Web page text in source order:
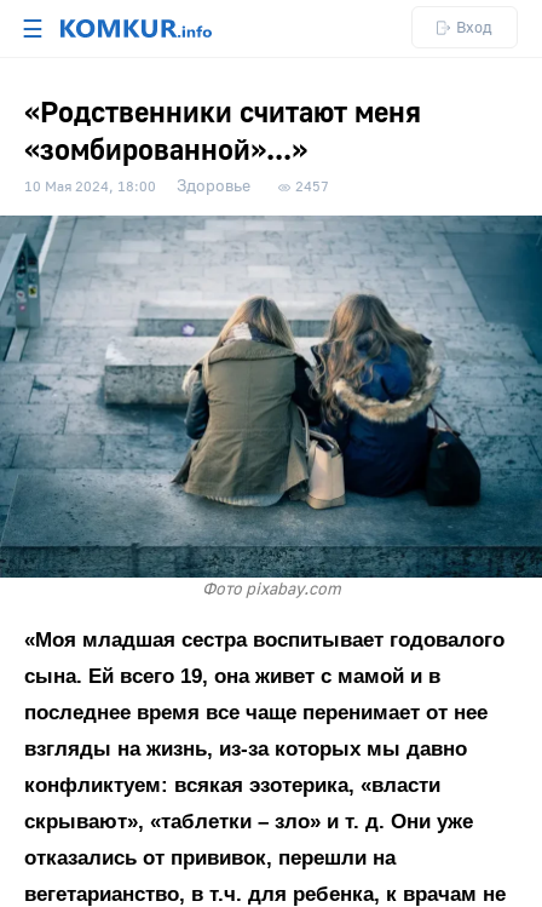
☰ Вход
«Родственники считают меня
«зомбированной»...»
10 Мая 2024, 18:00 Здоровье 2457
Фото pixabay.com
«Моя младшая сестра воспитывает годовалого
сына. Ей всего 19, она живет с мамой и в
последнее время все чаще перенимает от нее
взгляды на жизнь, из-за которых мы давно
конфликтуем: всякая эзотерика, «власти
скрывают», «таблетки – зло» и т. д. Они уже
отказались от прививок, перешли на
вегетарианство, в т.ч. для ребенка, к врачам не